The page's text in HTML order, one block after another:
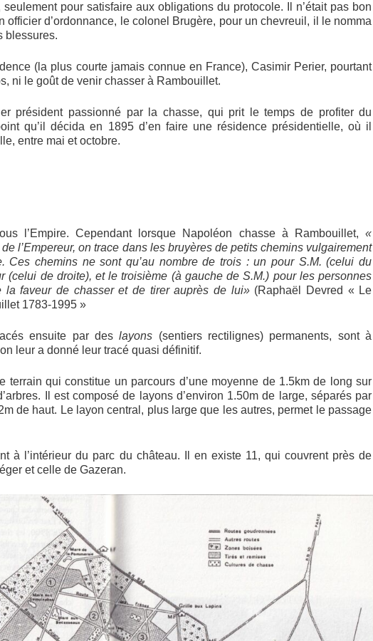
pour satisfaire aux obligations du protocole. Il n’était pas bon
officier d’ordonnance, le colonel Brugère, pour un chevreuil, il le nomma
blessures.
(la plus courte jamais connue en France), Casimir Perier, pourtant
ni le goût de venir chasser à Rambouillet.
président passionné par la chasse, qui prit le temps de profiter du
qu’il décida en 1895 d’en faire une résidence présidentielle, où il
entre mai et octobre.
l’Empire. Cependant lorsque Napoléon chasse à Rambouillet,«
l’Empereur, on trace dans les bruyères de petits chemins vulgairement
Ces chemins ne sont qu’au nombre de trois : un pour S.M. (celui du
(celui de droite), et le troisième (à gauche de S.M.) pour les personnes
la faveur de chasser et de tirer auprès de lui» (Raphaël Devred « Le
1783-1995 »
ensuite par deslayons (sentiers rectilignes) permanents, sont à
leur a donné leur tracé quasi définitif.
terrain qui constitue un parcours d’une moyenne de 1.5km de long sur
Il est composé de layons d’environ 1.50m de large, séparés par
de haut. Le layon central, plus large que les autres, permet le passage
à l’intérieur du parc du château. Il en existe 11, qui couvrent près de
et celle de Gazeran.